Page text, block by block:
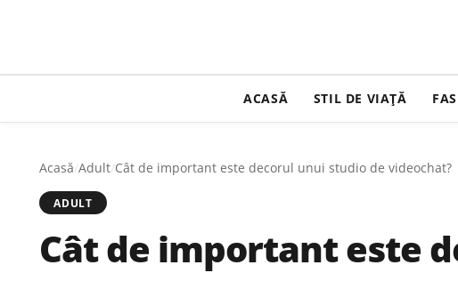
ACASĂ STIL DE VIAȚĂ
Acasă/Adult/Cât de important este decorul unui studio de videochat?
ADULT
Cât de important este